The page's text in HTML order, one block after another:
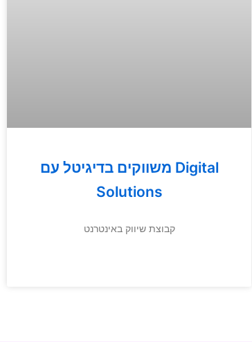
משווקים בדיגיטל עם Digital
Solutions
קבוצת שיווק באינטרנט